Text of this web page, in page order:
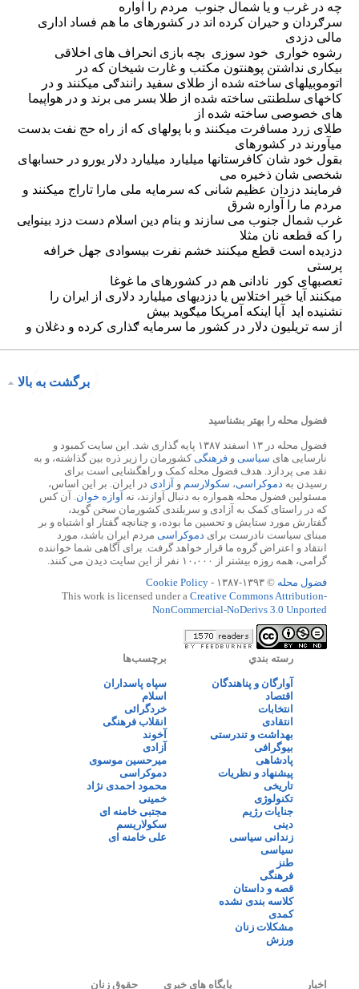
برگشت به بالا
فضول محله را بهتر بشناسید
فضول محله در ۱۳ اسفند ۱۳۸۷ پایه گذاری شد. این سایت کمبود و
نارسایی های سیاسی و فرهنگی کشورمان را زیر ذره بین گذاشته، و به
نقد می پردازد. هدف فضول محله کمک و راهگشایی است برای
رسیدن به دموکراسی، سکولارسم و آزادی در ایران. بر این اساس،
مسئولین فضول محله همواره به دنبال آوازند، نه آوازه خوان . آن کس
که در راستای کمک به آزادی و سربلندی کشورمان سخن گوید،
گفتارش مورد ستایش و تحسین ما بوده، و چنانچه گفتار او اشتباه و بر
مبنای سیاست نادرست برای دموکراسی مردم ایران باشد، مورد
انتقاد و اعتراض گروه ما قرار خواهد گرفت. برای آگاهی شما خواننده
گرامی، همه روزه بیشتر از ۱۰،۰۰۰ نفر از این سایت دیدن می کنند.
فضول محله © ۱۳۹۳-۱۳۸۷ -
Cookie Policy
This work is licensed under a Creative Commons Attribution-
NonCommercial-NoDerivs 3.0 Unported
رسته بندي
آوارگان و پناهندگان
اقتصاد
انتخابات
انتقادی
بهداشت و تندرستی
بیوگرافی
پادشاهی
پیشنهاد و نظریات
تاریخی
تکنولوژی
جنایات رژیم
دینی
زندانی سیاسی
سیاسی
طنز
فرهنگی
قصه و داستان
کلاسه بندی نشده
کمدی
مشکلات زنان
ورزش
برچسب‌ها
سپاه پاسداران
اسلام
خردگرائی
انقلاب فرهنگی
آخوند
آزادی
میرحسین موسوی
دموکراسی
محمود احمدی نژاد
خمینی
مجتبی خامنه ای
سکولاریسم
علی خامنه ای
اخبار پایگاه های خبری حقوق زنان